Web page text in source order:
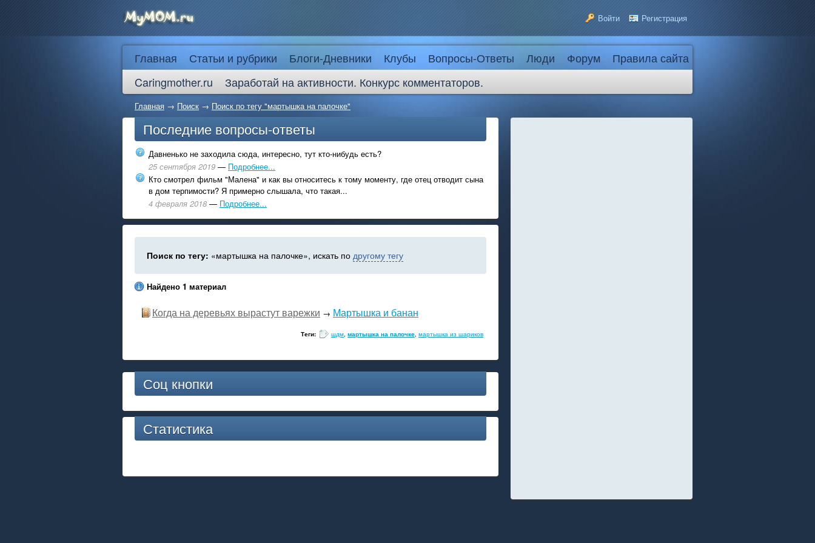
Войти Регистрация
Главная Статьи и рубрики Блоги-Дневники Клубы Вопросы-Ответы Люди Форум
Правила сайта
Caringmother.ru
Заработай на активности. Конкурс комментаторов.
Главная → Поиск → Поиск по тегу "мартышка на палочке"
Последние вопросы-ответы
Давненько не заходила сюда, интересно, тут кто-нибудь есть?
25 сентября 2019 — Подробнее...
Кто смотрел фильм "Малена" и как вы относитесь к тому моменту, где отец отводит сына
в дом терпимости? Я примерно слышала, что такая...
4 февраля 2018 — Подробнее...
Поиск по тегу: «мартышка на палочке», искать по другому тегу
Найдено 1 материал
Когда на деревьях вырастут варежки → Мартышка и банан
Теги: шдм, мартышка на палочке, мартышка из шариков
Соц кнопки
Статистика